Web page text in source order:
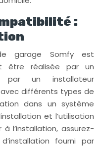
:
garage Somfy est
être réalisée par un
par un installateur
différents types de
dans un système
et l’utilisation
l’installation, assurez-
fourni par